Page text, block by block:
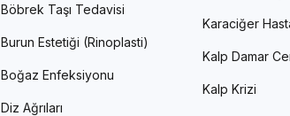
Böbrek Taşı Tedavisi
Burun Estetiği (Rinoplasti)
Boğaz Enfeksiyonu
Diz Ağrıları
Karaciğer
Kalp Damar
Kalp Krizi